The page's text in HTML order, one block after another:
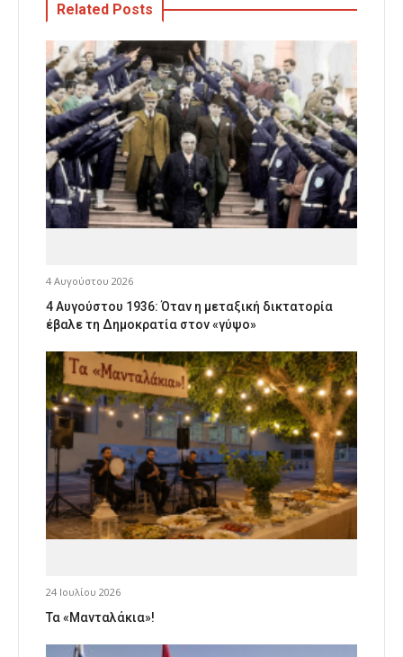
Related Posts
4 Αυγούστου 2026
4 Αυγούστου 1936: Όταν η μεταξική δικτατορία
έβαλε τη Δημοκρατία στον «γύψο»
24 Ιουλίου 2026
Τα «Μανταλάκια»!